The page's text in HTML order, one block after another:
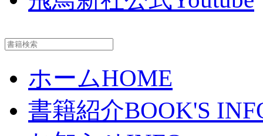
ホームHOME
書籍紹介BOOK'S